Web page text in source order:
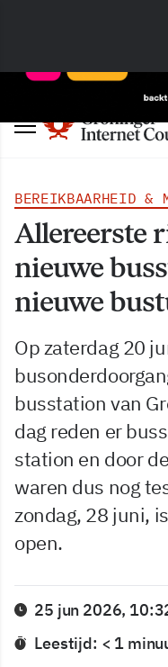
BEREIKBAARHEID &
Allereerste
nieuwe
nieuwe
Op zaterdag 20
busstation van
dag reden er
station en door
waren dus nog
zondag, 28 juni,
open.
25 jun 2026,
Leestijd: < 1